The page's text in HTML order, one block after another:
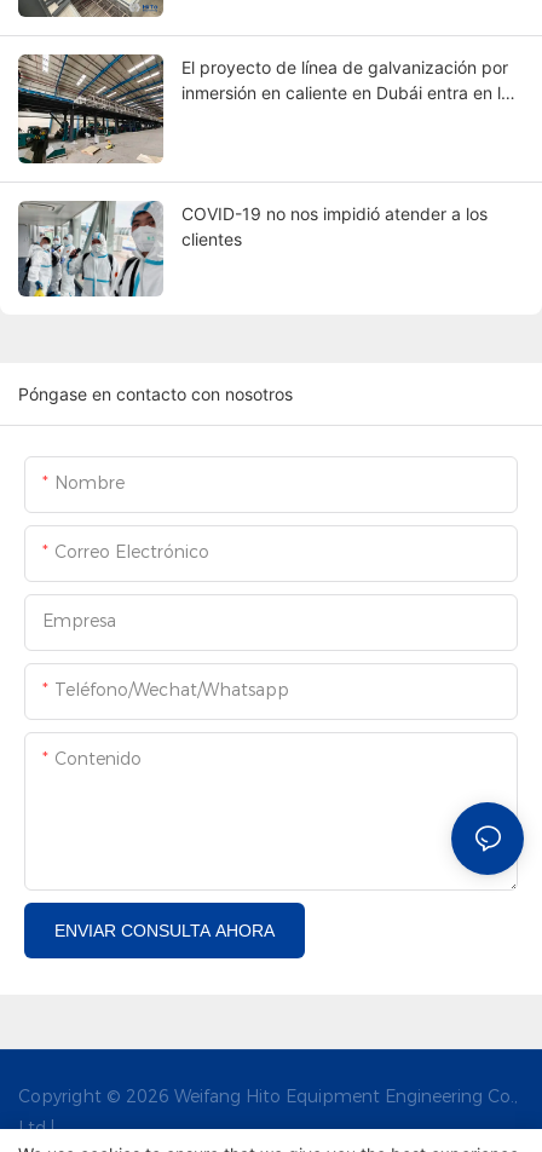
El proyecto de línea de galvanización por
inmersión en caliente en Dubái entra en la
COVID-19 no nos impidió atender a los
clientes
Póngase en contacto con nosotros
Nombre
Correo Electrónico
Empresa
Teléfono/Wechat/Whatsapp
Contenido
ENVIAR CONSULTA AHORA
Copyright © 2026 Weifang Hito Equipment Engineering Co.,
Ltd |